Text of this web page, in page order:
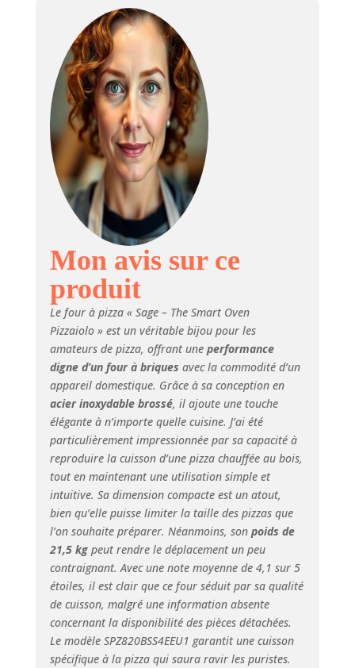
rayonnante et
convective pour
des performances
de cuisson précises
Croûte en taches
de léopard : La
chaleur rayonnante
et les éléments en
instance de brevet
créent une croûte
uniforme en forme
de léopard sans
rotation Fonctions
Découvrez les
fonctions
préréglées pour les
pizzas au feu de
bois, , à la poêle,
minces et
croustillantes, et
surgelées pour une
variété de délices
maison Contrôle du
mode manuel :
Personnalisez votre
expérience de la
pizza grâce au
mode manuel, en
réglant les
températures et
les éléments
chauffants pour
des résultats
personnalisés
Mon avis sur ce
produit
Le four à pizza « Sage – The Smart Oven
Pizzaiolo » est un véritable bijou pour les
amateurs de pizza, offrant une performance
digne d’un four à briques avec la commodité d’un
appareil domestique. Grâce à sa conception en
acier inoxydable brossé, il ajoute une touche
élégante à n’importe quelle cuisine. J’ai été
particulièrement impressionnée par sa capacité à
reproduire la cuisson d’une pizza chauffée au bois,
tout en maintenant une utilisation simple et
intuitive. Sa dimension compacte est un atout,
bien qu’elle puisse limiter la taille des pizzas que
l’on souhaite préparer. Néanmoins, son poids de
21,5 kgpeut rendre le déplacement un peu
contraignant. Avec une note moyenne de 4,1 sur 5
étoiles, il est clair que ce four séduit par sa qualité
de cuisson, malgré une information absente
concernant la disponibilité des pièces détachées.
Le modèle SPZ820BSS4EEU1 garantit une cuisson
spécifique à la pizza qui saura ravir les puristes.